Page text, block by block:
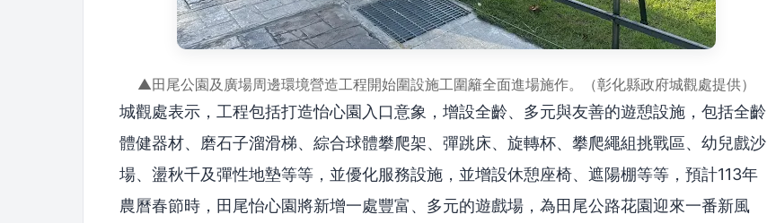
▲田尾公園及廣場周邊環境營造工程開始圍設施工圍籬全面進場施作。（彰化縣政府城觀處提供）
城觀處表示，工程包括打造怡心園入口意象，增設全齡、多元與友善的遊憩設施，包括全齡
體健器材、磨石子溜滑梯、綜合球體攀爬架、彈跳床、旋轉杯、攀爬繩組挑戰區、幼兒戲沙
場、盪秋千及彈性地墊等等，並優化服務設施，並增設休憩座椅、遮陽棚等等，預計113年
農曆春節時，田尾怡心園將新增一處豐富、多元的遊戲場，為田尾公路花園迎來一番新風